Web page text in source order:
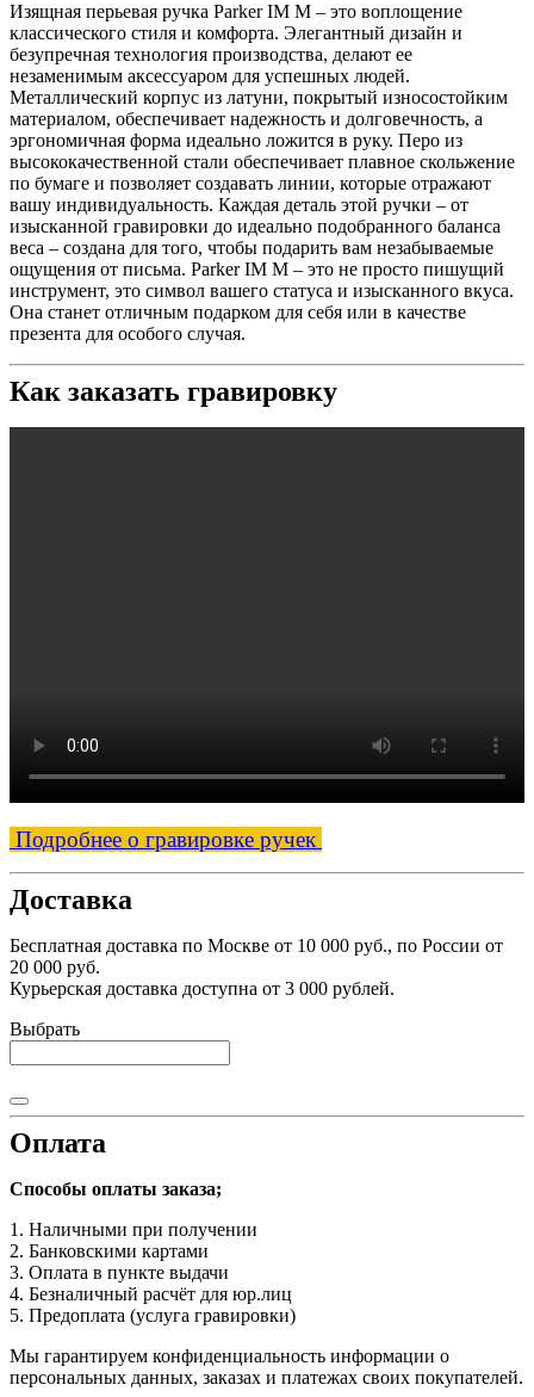
Изящная перьевая ручка Parker IM M – это воплощение
классического стиля и комфорта. Элегантный дизайн и
безупречная технология производства, делают ее
незаменимым аксессуаром для успешных людей.
Металлический корпус из латуни, покрытый износостойким
материалом, обеспечивает надежность и долговечность, а
эргономичная форма идеально ложится в руку. Перо из
высококачественной стали обеспечивает плавное скольжение
по бумаге и позволяет создавать линии, которые отражают
вашу индивидуальность. Каждая деталь этой ручки – от
изысканной гравировки до идеально подобранного баланса
веса – создана для того, чтобы подарить вам незабываемые
ощущения от письма. Parker IM M – это не просто пишущий
инструмент, это символ вашего статуса и изысканного вкуса.
Она станет отличным подарком для себя или в качестве
презента для особого случая.
Как заказать гравировку
Подробнее о гравировке ручек
Доставка
Бесплатная доставка по Москве от 10 000 руб., по России от
20 000 руб.
Курьерская доставка доступна от 3 000 рублей.
Выбрать
Оплата
Способы оплаты заказа;
1. Наличными при получении
2. Банковскими картами
3. Оплата в пункте выдачи
4. Безналичный расчёт для юр.лиц
5. Предоплата (услуга гравировки)
Мы гарантируем конфиденциальность информации о
персональных данных, заказах и платежах своих покупателей.